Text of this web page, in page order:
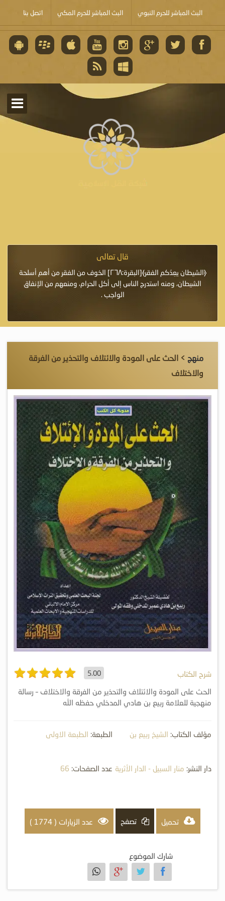
البث المباشر للحرم النبوي البث المباشر للحرم المكي اتصل بنا
قال تعالى
﴿الشيطان يعِدُكم الفقر﴾[البقرة:٢٦٨] الخوف من الفقر من أهم أسلحة
الشيطان، ومنه استدرج الناس إلى أكل الحرام، ومنعهم من الإنفاق
الواجب .
منهج > الحث على المودة والائتلاف والتحذير من الفرقة
والاختلاف
شرح الكتاب 5.00
الحث على المودة والائتلاف والتحذير من الفرقة والاختلاف – رسالة
منهجية للعلامة ربيع بن هادي المدخلي حفظه الله
مؤلف الكتاب: الشيخ ربيع بن
الطبعة: الطبعة الاولى
دار النشر: منار السبيل - الدار الأثرية عدد الصفحات: 66
تحميل تصفح عدد الزيارات ( 1774 )
شارك الموضوع